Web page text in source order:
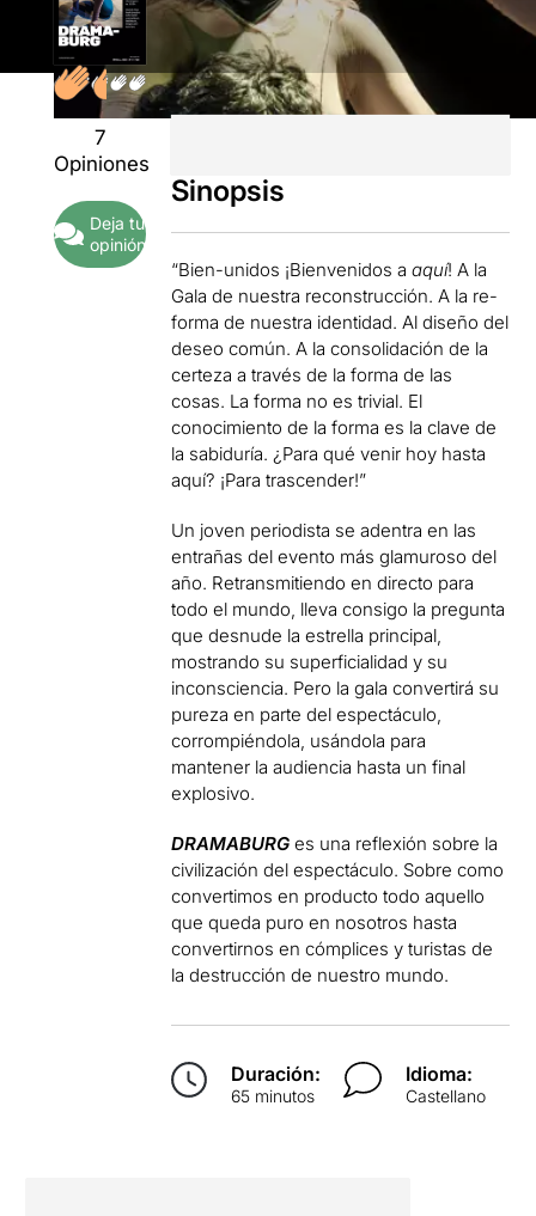
7
Opiniones
Deja tu
opinión
Sinopsis
“Bien-unidos ¡Bienvenidos aaquí! A la
Gala de nuestra reconstrucción. A la re-
forma de nuestra identidad. Al diseño del
deseo común. A la consolidación de la
certeza a través de la forma de las
cosas. La forma no es trivial. El
conocimiento de la forma es la clave de
la sabiduría. ¿Para qué venir hoy hasta
aquí? ¡Para trascender!”
Un joven periodista se adentra en las
entrañas del evento más glamuroso del
año. Retransmitiendo en directo para
todo el mundo, lleva consigo la pregunta
que desnude la estrella principal,
mostrando su superficialidad y su
inconsciencia. Pero la gala convertirá su
pureza en parte del espectáculo,
corrompiéndola, usándola para
mantener la audiencia hasta un final
explosivo.
DRAMABURG es una reflexión sobre la
civilización del espectáculo. Sobre como
convertimos en producto todo aquello
que queda puro en nosotros hasta
convertirnos en cómplices y turistas de
la destrucción de nuestro mundo.
Duración:
65 minutos
Idioma:
Castellano